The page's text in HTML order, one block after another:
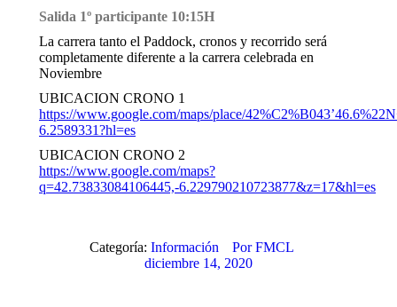
Salida 1º participante 10:15H
La carrera tanto el Paddock, cronos y recorrido será
completamente diferente a la carrera celebrada en
Noviembre
UBICACION CRONO 1
https://www.google.com/maps/place/
6.2589331?hl=es
UBICACION CRONO 2
https://www.google.com/maps?
q=42.73833084106445,-6.229790210723877&z=17&hl=es
Categoría: Información PorFMCL
diciembre 14, 2020